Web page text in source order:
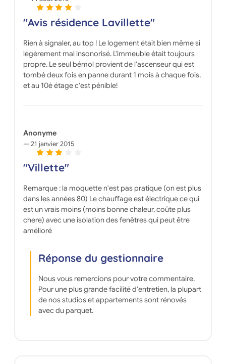
"Avis résidence Lavillette"
Rien à signaler, au top ! Le logement était bien même si
légèrement mal insonorisé. L'immeuble était toujours
propre. Le seul bémol provient de l'ascenseur qui est
tombé deux fois en panne durant 1 mois à chaque fois,
et au 10è étage c'est pénible!
Anonyme
21 janvier 2015
"Villette"
Remarque : la moquette n'est pas pratique (on est plus
dans les années 80) Le chauffage est électrique ce qui
est un vrais moins (moins bonne chaleur, coûte plus
chere) avec une isolation des fenêtres qui peut être
amélioré
Réponse du gestionnaire
Nous vous remercions pour votre commentaire.
Pour une plus grande facilité d'entretien, la plupart
de nos studios et appartements sont rénovés
avec du parquet.